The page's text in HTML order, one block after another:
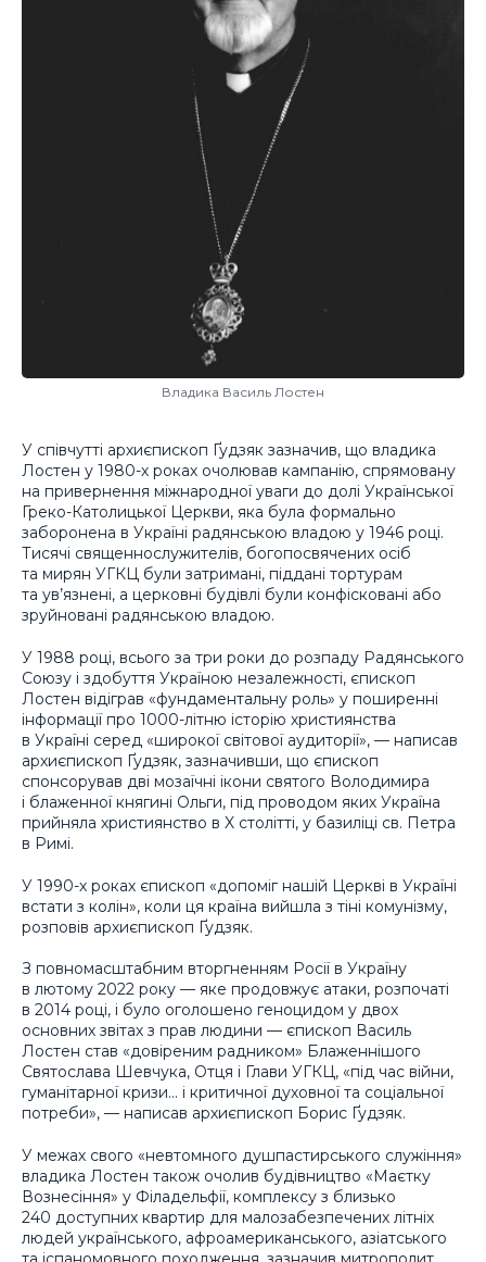
Владика Василь Лостен
У співчутті архиєпископ Ґудзяк зазначив, що владика
Лостен у 1980-х роках очолював кампанію, спрямовану
на привернення міжнародної уваги до долі Української
Греко-Католицької Церкви, яка була формально
заборонена в Україні радянською владою у 1946 році.
Тисячі священнослужителів, богопосвячених осіб
та мирян УГКЦ були затримані, піддані тортурам
та ув’язнені, а церковні будівлі були конфісковані або
зруйновані радянською владою.
У 1988 році, всього за три роки до розпаду Радянського
Союзу і здобуття Україною незалежності, єпископ
Лостен відіграв «фундаментальну роль» у поширенні
інформації про 1000-літню історію християнства
в Україні серед «широкої світової аудиторії», — написав
архиєпископ Ґудзяк, зазначивши, що єпископ
спонсорував дві мозаїчні ікони святого Володимира
і блаженної княгині Ольги, під проводом яких Україна
прийняла християнство в X столітті, у базиліці св. Петра
в Римі.
У 1990-х роках єпископ «допоміг нашій Церкві в Україні
встати з колін», коли ця країна вийшла з тіні комунізму,
розповів архиєпископ Ґудзяк.
З повномасштабним вторгненням Росії в Україну
в лютому 2022 року — яке продовжує атаки, розпочаті
в 2014 році, і було оголошено геноцидом у двох
основних звітах з прав людини — єпископ Василь
Лостен став «довіреним радником» Блаженнішого
Святослава Шевчука, Отця і Глави УГКЦ, «під час війни,
гуманітарної кризи… і критичної духовної та соціальної
потреби», — написав архиєпископ Борис Ґудзяк.
У межах свого «невтомного душпастирського служіння»
владика Лостен також очолив будівництво «Маєтку
Вознесіння» у Філадельфії, комплексу з близько
240 доступних квартир для малозабезпечених літніх
людей українського, афроамериканського, азіатського